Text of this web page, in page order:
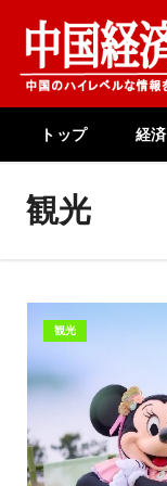
content
トップ 経済
観光
観光